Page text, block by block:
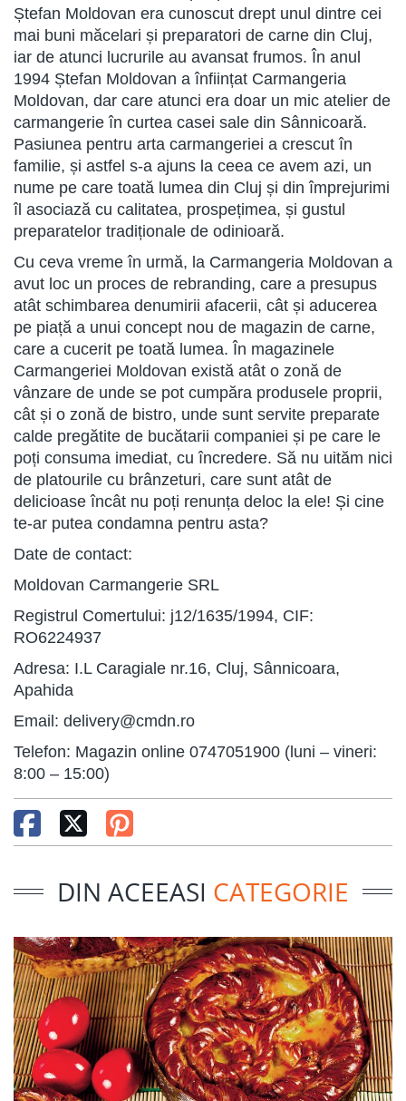
Ștefan Moldovan era cunoscut drept unul dintre cei
mai buni măcelari și preparatori de carne din Cluj,
iar de atunci lucrurile au avansat frumos. În anul
1994 Ștefan Moldovan a înființat Carmangeria
Moldovan, dar care atunci era doar un mic atelier de
carmangerie în curtea casei sale din Sânnicoară.
Pasiunea pentru arta carmangeriei a crescut în
familie, și astfel s-a ajuns la ceea ce avem azi, un
nume pe care toată lumea din Cluj și din împrejurimi
îl asociază cu calitatea, prospețimea, și gustul
preparatelor tradiționale de odinioară.
Cu ceva vreme în urmă, la Carmangeria Moldovan a
avut loc un proces de rebranding, care a presupus
atât schimbarea denumirii afacerii, cât și aducerea
pe piață a unui concept nou de magazin de carne,
care a cucerit pe toată lumea. În magazinele
Carmangeriei Moldovan există atât o zonă de
vânzare de unde se pot cumpăra produsele proprii,
cât și o zonă de bistro, unde sunt servite preparate
calde pregătite de bucătarii companiei și pe care le
poți consuma imediat, cu încredere. Să nu uităm nici
de platourile cu brânzeturi, care sunt atât de
delicioase încât nu poți renunța deloc la ele! Și cine
te-ar putea condamna pentru asta?
Date de contact:
Moldovan Carmangerie SRL
Registrul Comertului: j12/1635/1994, CIF:
RO6224937
Adresa: I.L Caragiale nr.16, Cluj, Sânnicoara,
Apahida
Email: delivery@cmdn.ro
Telefon: Magazin online 0747051900 (luni – vineri:
8:00 – 15:00)
DIN ACEEASI CATEGORIE